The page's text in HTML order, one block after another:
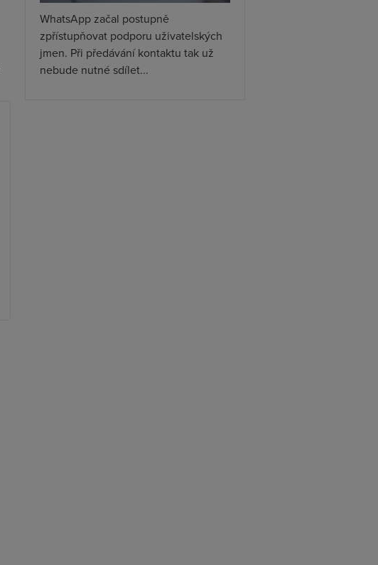
WhatsApp začal postupně
zpřístupňovat podporu uživatelských
jmen. Při předávání kontaktu tak už
nebude nutné sdílet...